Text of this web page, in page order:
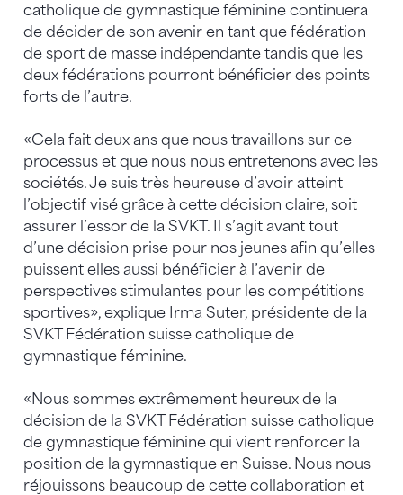
catholique de gymnastique féminine continuera
de décider de son avenir en tant que fédération
de sport de masse indépendante tandis que les
deux fédérations pourront bénéficier des points
forts de l’autre.
«Cela fait deux ans que nous travaillons sur ce
processus et que nous nous entretenons avec les
sociétés. Je suis très heureuse d’avoir atteint
l’objectif visé grâce à cette décision claire, soit
assurer l’essor de la SVKT. Il s’agit avant tout
d’une décision prise pour nos jeunes afin qu’elles
puissent elles aussi bénéficier à l’avenir de
perspectives stimulantes pour les compétitions
sportives», explique Irma Suter, présidente de la
SVKT Fédération suisse catholique de
gymnastique féminine.
«Nous sommes extrêmement heureux de la
décision de la SVKT Fédération suisse catholique
de gymnastique féminine qui vient renforcer la
position de la gymnastique en Suisse. Nous nous
réjouissons beaucoup de cette collaboration et